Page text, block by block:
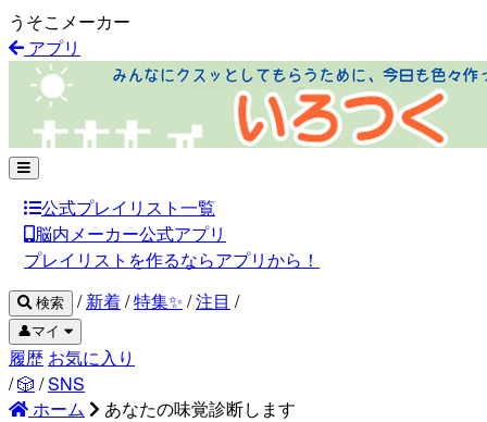
うそこメーカー
アプリ
公式プレイリスト一覧
脳内メーカー公式アプリ
プレイリストを作るならアプリから！
検索 / 新着/特集✨ /注目 /
👤マイ
履歴 お気に入り
/🎲 /SNS
ホーム
あなたの味覚診断します